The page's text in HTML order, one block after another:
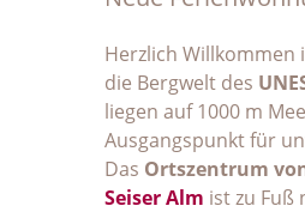
Herzlich Willkommen
die Bergwelt des
liegen auf 1000 m
Ausgangspunkt für
Das Ortszentrum
Seiser Alm ist zu